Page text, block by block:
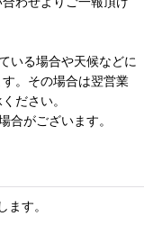
る場合や天候などに
。その場合は翌営業
ださい。
がございます。
す。